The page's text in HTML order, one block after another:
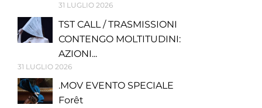
31 LUGLIO 2026
TST CALL / TRASMISSIONI
CONTENGO MOLTITUDINI:
AZIONI...
31 LUGLIO 2026
.MOV EVENTO SPECIALE
Forêt